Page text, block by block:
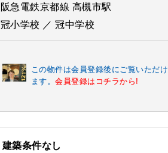
阪急電鉄京都線 高槻市駅
冠小学校 ／ 冠中学校
この物件は会員登録後にご覧いただけ
ます。会員登録はコチラから!
建築条件なし